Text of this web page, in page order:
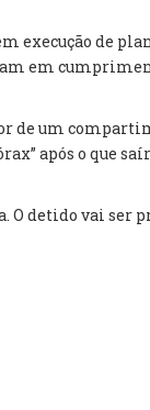
execução de
em
de um
após o que
O detido vai ser